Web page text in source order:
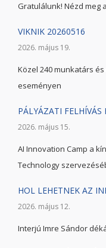
Gratulálunk! Nézd meg
VIKNIK 20260516
2026. május 19.
Közel 240 munkatárs
eseményen
PÁLYÁZATI
2026. május 15.
AI Innovation Camp a
Technology
HOL LEHETNEK AZ
2026. május 12.
Interjú Imre Sándor